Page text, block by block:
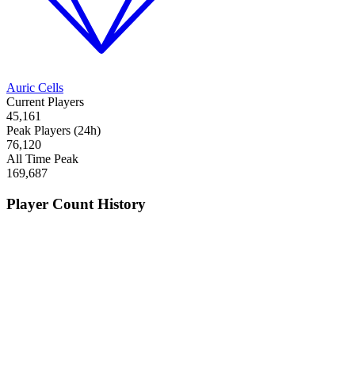
Auric Cells
Current Players
45,161
Peak Players (24h)
76,120
All Time Peak
169,687
Player Count History